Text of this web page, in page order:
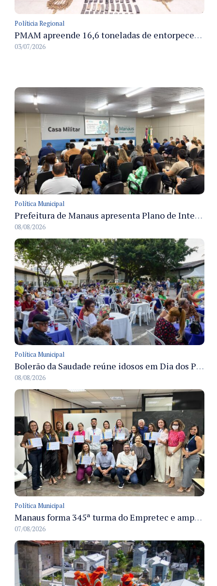
Políticia Regional
PMAM apreende 16,6 toneladas de entorpecentes e registra aumento nas prisões em flagrante e nas capturas de foragidos no primeiro semestre de 2026
03/07/2026
Política Municipal
Prefeitura de Manaus apresenta Plano de Integridade da CGM e qualifica servidores para governança e conformidade no biênio 2027-2028
08/08/2026
Política Municipal
Bolerão da Saudade reúne idosos em Dia dos Pais promovido pela Fundação Dr. Thomas em Manaus
08/08/2026
Política Municipal
Manaus forma 345ª turma do Empretec e amplia qualificação de empreendedores na cidade
07/08/2026